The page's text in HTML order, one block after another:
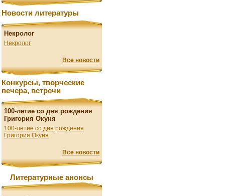
Новости литературы
Некролог
Некролог
Все новости
Конкурсы, творческие
вечера, встречи
100-летие со дня рождения
Григория Окуня
100-летие со дня рождения
Григория Окуня
Все новости
Литературные анонсы